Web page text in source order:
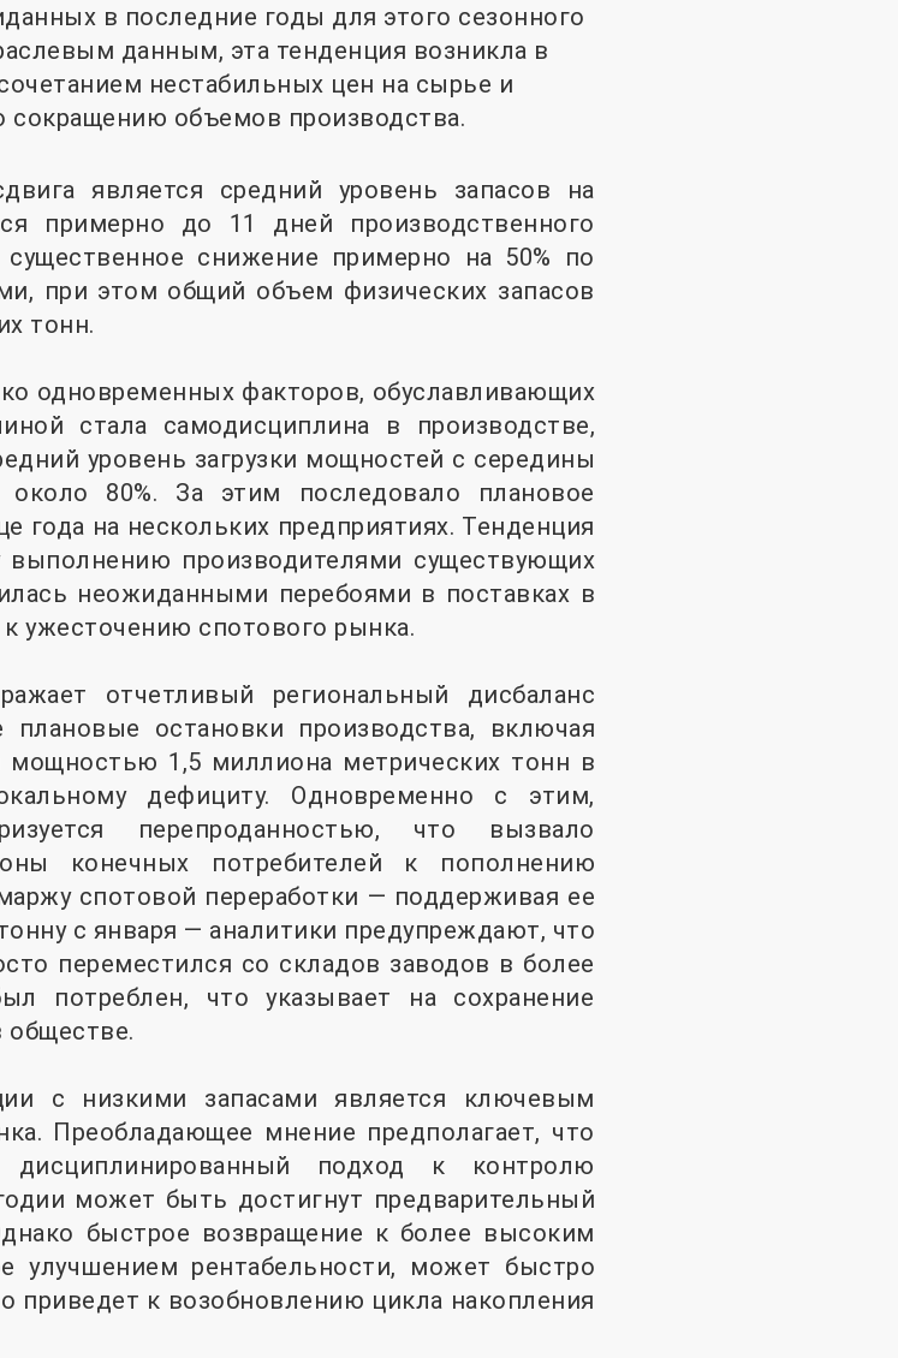
в последние годы для этого сезонного
данным, эта тенденция возникла в
нестабильных цен на сырье и
сокращению объемов производства.
является средний уровень запасов на
примерно до 11 дней производственного
существенное снижение примерно на 50% по
при этом общий объем физических запасов
тонн.
одновременных факторов, обуславливающих
стала самодисциплина в производстве,
уровень загрузки мощностей с середины
80%. За этим последовало плановое
года на нескольких предприятиях. Тенденция
выполнению производителями существующих
неожиданными перебоями в поставках в
ужесточению спотового рынка.
отчетливый региональный дисбаланс
остановки производства, включая
мощностью 1,5 миллиона метрических тонн в
дефициту. Одновременно с этим,
перепроданностью, что вызвало
конечных потребителей к пополнению
спотовой переработки — поддерживая ее
с января — аналитики предупреждают, что
переместился со складов заводов в более
потреблен, что указывает на сохранение
обществе.
с низкими запасами является ключевым
Преобладающее мнение предполагает, что
подход к контролю
может быть достигнут предварительный
быстрое возвращение к более высоким
улучшением рентабельности, может быстро
приведет к возобновлению цикла накопления